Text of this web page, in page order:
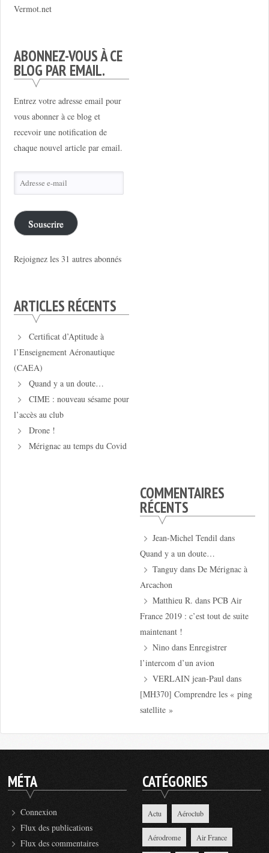
Vermot.net
ABONNEZ-VOUS À CE
BLOG PAR EMAIL.
Entrez votre adresse email pour
vous abonner à ce blog et
recevoir une notification de
chaque nouvel article par email.
Adresse
e-
mail
Souscrire
Rejoignez les 31 autres abonnés
ARTICLES RÉCENTS
Certificat d’Aptitude à
l’Enseignement Aéronautique
(CAEA)
Quand y a un doute…
CIME : nouveau sésame pour
l’accès au club
Drone !
Mérignac au temps du Covid
COMMENTAIRES
RÉCENTS
Jean-Michel Tendil dans
Quand y a un doute…
Tanguydans De Mérignac à
Arcachon
Matthieu R. dans PCB Air
France 2019 : c’est tout de suite
maintenant !
Ninodans Enregistrer
l’intercom d’un avion
VERLAIN jean-Paul dans
[MH370] Comprendre les « ping
satellite »
MÉTA
Connexion
Flux des publications
Flux des commentaires
CATÉGORIES
Actu Aéroclub
Aérodrome Air France